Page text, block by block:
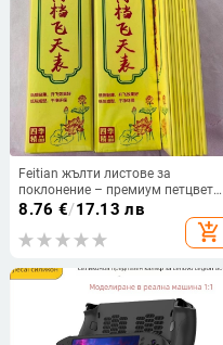
Feitian жълти листове за
поклонение – премиум петцветни
бездимни листа, ултра тънки,
екологични, пълен комплект
8.76 €/17.13 лв
add_shopping_cart